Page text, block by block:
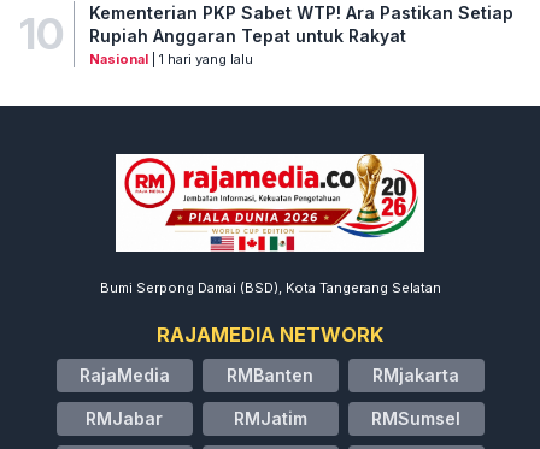
10
Kementerian PKP Sabet WTP! Ara Pastikan Setiap
Rupiah Anggaran Tepat untuk Rakyat
Nasional| 1 hari yang lalu
Bumi Serpong Damai (BSD), Kota Tangerang Selatan
RAJAMEDIA NETWORK
RajaMedia RMBanten RMjakarta
RMJabar RMJatim RMSumsel